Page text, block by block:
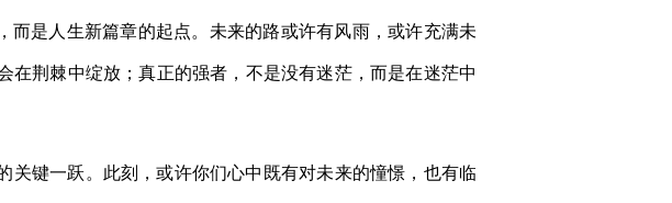
而是人生新篇章的起点。未来的路或许有风雨，或许充满未
荆棘中绽放；真正的强者，不是没有迷茫，而是在迷茫中
关键一跃。此刻，或许你们心中既有对未来的憧憬，也有临